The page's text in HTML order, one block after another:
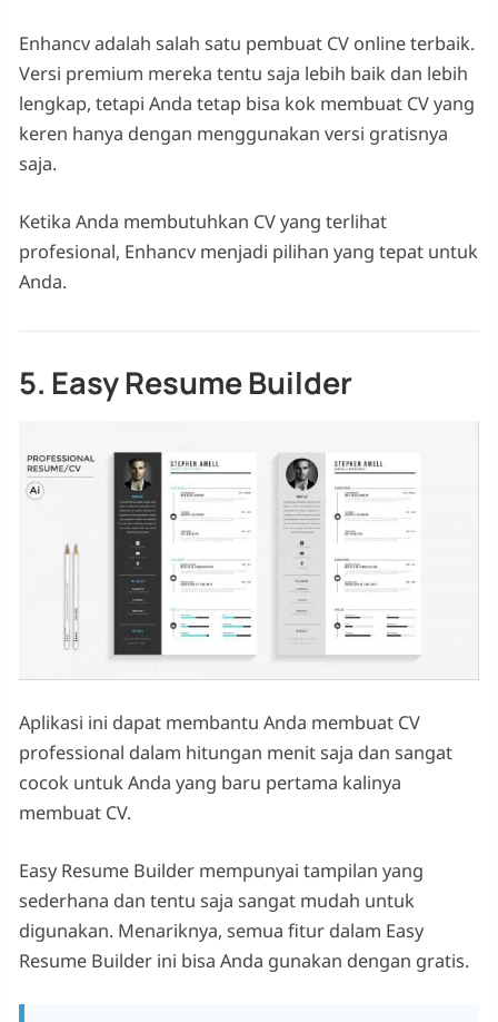
Enhancv adalah salah satu pembuat CV online terbaik.
Versi premium mereka tentu saja lebih baik dan lebih
lengkap, tetapi Anda tetap bisa kok membuat CV yang
keren hanya dengan menggunakan versi gratisnya
saja.
Ketika Anda membutuhkan CV yang terlihat
profesional, Enhancv menjadi pilihan yang tepat untuk
Anda.
5. Easy Resume Builder
Aplikasi ini dapat membantu Anda membuat CV
professional dalam hitungan menit saja dan sangat
cocok untuk Anda yang baru pertama kalinya
membuat CV.
Easy Resume Builder mempunyai tampilan yang
sederhana dan tentu saja sangat mudah untuk
digunakan. Menariknya, semua fitur dalam Easy
Resume Builder ini bisa Anda gunakan dengan gratis.